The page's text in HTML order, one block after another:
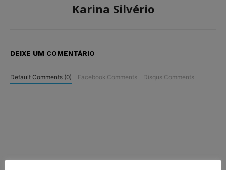
Karina Silvério
DEIXE UM COMENTÁRIO
Default Comments (0) Facebook Comments Disqus Comments